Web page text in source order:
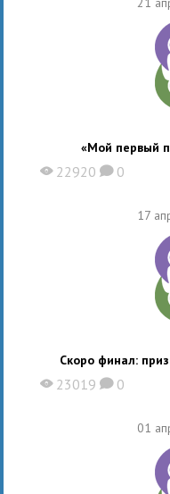
«Мой первый
X 22920 K 0
17
Скоро финал:
X 23019 K 0
01